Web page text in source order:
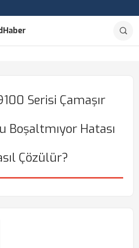
Serisi Çamaşır
Boşaltmıyor Hatası
Çözülür?